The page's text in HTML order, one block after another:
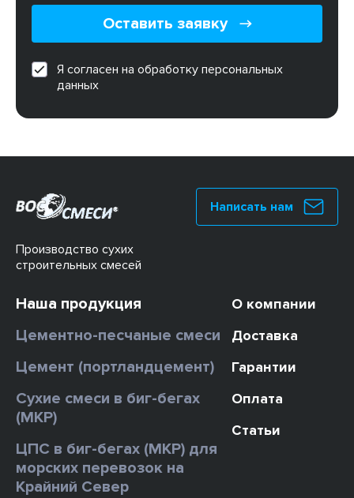
Оставить заявку
Я согласен на обработку персональных
данных
Производство сухих
строительных смесей
Написать нам
Наша продукция
Цементно-песчаные смеси
Цемент (портландцемент)
Сухие смеси в биг-бегах
(МКР)
ЦПС в биг-бегах (МКР) для
морских перевозок на
Крайний Север
О компании
Доставка
Гарантии
Оплата
Статьи